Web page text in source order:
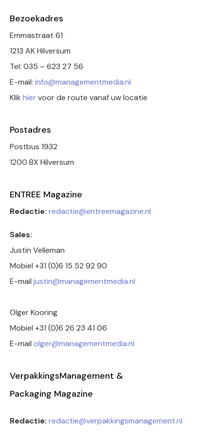
Bezoekadres
Emmastraat 61
1213 AK Hilversum
Tel: 035 – 623 27 56
E-mail: info@managementmedia.nl
Klik hiervoor de route vanaf uw locatie
Postadres
Postbus 1932
1200 BX Hilversum
ENTREE Magazine
Redactie: redactie@entreemagazine.nl
Sales:
Justin Velleman
Mobiel +31 (0)6 15 52 92 90
E-mail justin@managementmedia.nl
Olger Kooring
Mobiel +31 (0)6 26 23 41 06
E-mail olger@managementmedia.nl
VerpakkingsManagement &
Packaging Magazine
Redactie: redactie@verpakkingsmanagement.nl